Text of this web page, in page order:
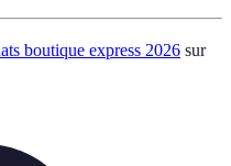
boutique express 2026 sur